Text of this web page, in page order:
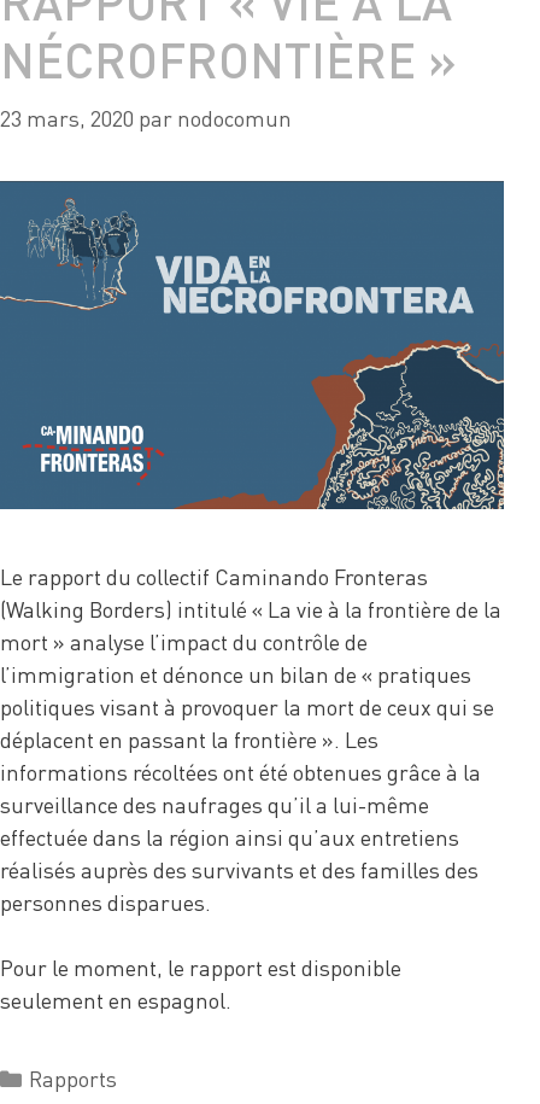
NÉCROFRONTIÈRE »
23 mars, 2020 par nodocomun
Le rapport du collectif Caminando Fronteras
(Walking Borders) intitulé « La vie à la frontière de la
mort » analyse l’impact du contrôle de
l’immigration et dénonce un bilan de « pratiques
politiques visant à provoquer la mort de ceux qui se
déplacent en passant la frontière ». Les
informations récoltées ont été obtenues grâce à la
surveillance des naufrages qu’il a lui-même
effectuée dans la région ainsi qu’aux entretiens
réalisés auprès des survivants et des familles des
personnes disparues.
Pour le moment, le rapport est disponible
seulement en espagnol.
Rapports